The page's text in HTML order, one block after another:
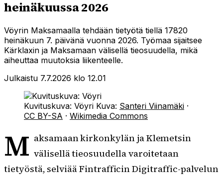
heinäkuussa 2026
Vöyrin Maksamaalla tehdään tietyötä tiellä 17820
heinäkuun 7. päivänä vuonna 2026. Työmaa sijaitsee
Kärklaxin ja Maksamaan välisellä tieosuudella, mikä
aiheuttaa muutoksia liikenteelle.
Julkaistu 7.7.2026 klo 12.01
Kuvituskuva: Vöyri Kuva: Santeri Viinamäki ·
CC BY-SA · Wikimedia Commons
M aksamaan kirkonkylän ja Klemetsin
välisellä tieosuudella varoitetaan
tietyöstä, selviää Fintrafficin Digitraffic-palvelun